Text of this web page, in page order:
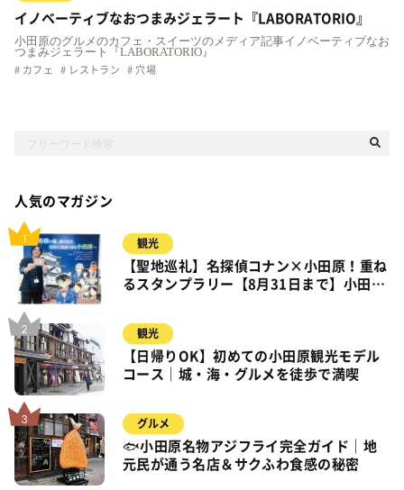
イノベーティブなおつまみジェラート『LABORATORIO』
小田原のグルメのカフェ・スイーツのメディア記事イノベーティブなお
つまみジェラート『LABORATORIO』
カフェ レストラン 穴場
人気のマガジン
観光
【聖地巡礼】名探偵コナン×小田原！重ね
るスタンプラリー【8月31日まで】小田
観光
【日帰りOK】初めての小田原観光モデル
コース｜城・海・グルメを徒歩で満喫
グルメ
🐟小田原名物アジフライ完全ガイド｜地
元民が通う名店＆サクふわ食感の秘密